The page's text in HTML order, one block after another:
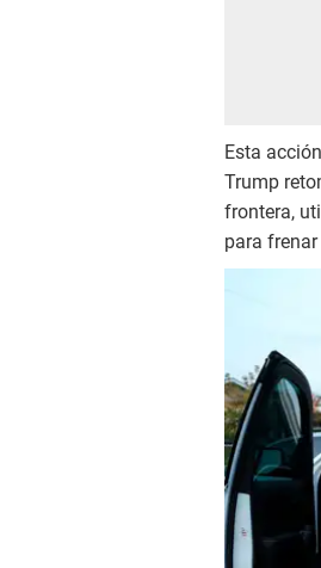
Esta
Trump
frontera,
para